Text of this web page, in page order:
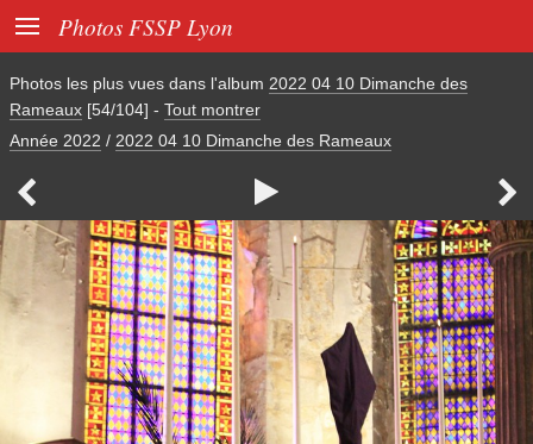
 Photos FSSP Lyon
Photos les plus vues dans l'album 2022 04 10 Dimanche des
Rameaux [54/104] - Tout montrer
Année 2022 / 2022 04 10 Dimanche des Rameaux
  